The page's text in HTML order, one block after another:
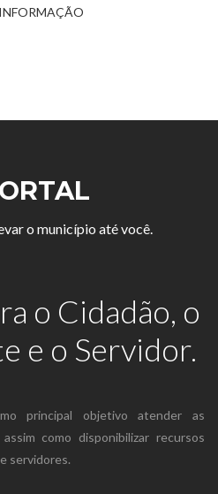
o município até você.
o Cidadão, o
e o Servidor.
principal objetivo atender as
como disponibilizar recursos
servidores.